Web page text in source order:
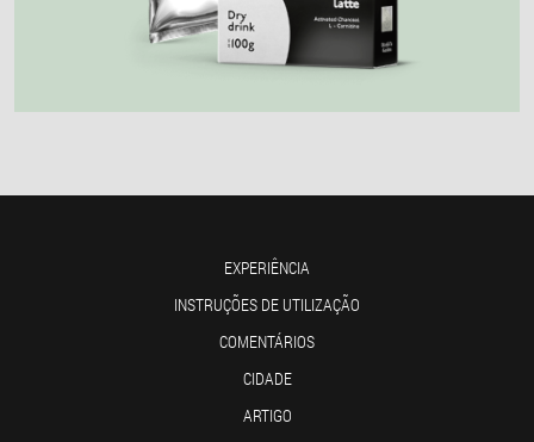
EXPERIÊNCIA
INSTRUÇÕES DE UTILIZAÇÃO
COMENTÁRIOS
CIDADE
ARTIGO